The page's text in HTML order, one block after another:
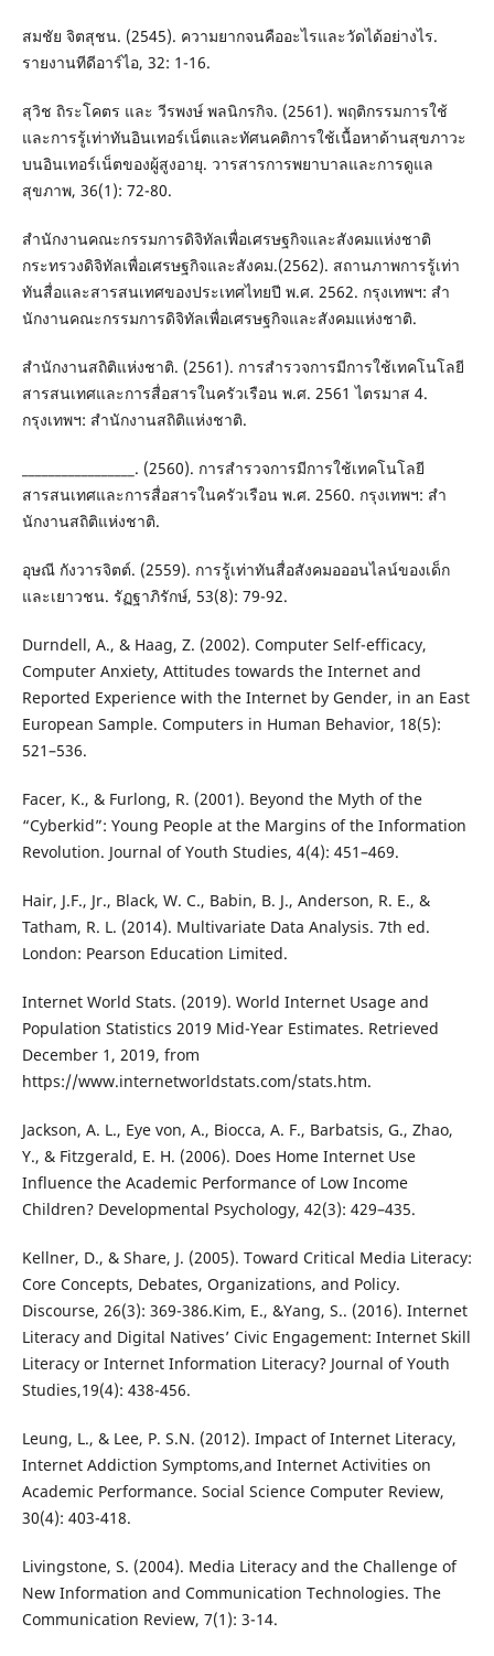
สมชัย จิตสุชน. (2545). ความยากจนคืออะไรและวัดได้อย่างไร.
รายงานทีดีอาร์ไอ, 32: 1-16.
สุวิช ถิระโคตร และ วีรพงษ์ พลนิกรกิจ. (2561). พฤติกรรมการใช้
และการรู้เท่าทันอินเทอร์เน็ตและทัศนคติการใช้เนื้อหาด้านสุขภาวะ
บนอินเทอร์เน็ตของผู้สูงอายุ. วารสารการพยาบาลและการดูแล
สุขภาพ, 36(1): 72-80.
สํานักงานคณะกรรมการดิจิทัลเพื่อเศรษฐกิจและสังคมแห่งชาติ
กระทรวงดิจิทัลเพื่อเศรษฐกิจและสังคม.(2562). สถานภาพการรู้เท่า
ทันสื่อและสารสนเทศของประเทศไทยปี พ.ศ. 2562. กรุงเทพฯ: สํา
นักงานคณะกรรมการดิจิทัลเพื่อเศรษฐกิจและสังคมแห่งชาติ.
สํานักงานสถิติแห่งชาติ. (2561). การสํารวจการมีการใช้เทคโนโลยี
สารสนเทศและการสื่อสารในครัวเรือน พ.ศ. 2561 ไตรมาส 4.
กรุงเทพฯ: สํานักงานสถิติแห่งชาติ.
_________________. (2560). การสํารวจการมีการใช้เทคโนโลยี
สารสนเทศและการสื่อสารในครัวเรือน พ.ศ. 2560. กรุงเทพฯ: สํา
นักงานสถิติแห่งชาติ.
อุษณี กังวารจิตต์. (2559). การรู้เท่าทันสื่อสังคมอออนไลน์ของเด็ก
และเยาวชน. รัฏฐาภิรักษ์, 53(8): 79-92.
Durndell, A., & Haag, Z. (2002). Computer Self-efficacy,
Computer Anxiety, Attitudes towards the Internet and
Reported Experience with the Internet by Gender, in an East
European Sample. Computers in Human Behavior, 18(5):
521–536.
Facer, K., & Furlong, R. (2001). Beyond the Myth of the
“Cyberkid”: Young People at the Margins of the Information
Revolution. Journal of Youth Studies, 4(4): 451–469.
Hair, J.F., Jr., Black, W. C., Babin, B. J., Anderson, R. E., &
Tatham, R. L. (2014). Multivariate Data Analysis. 7th ed.
London: Pearson Education Limited.
Internet World Stats. (2019). World Internet Usage and
Population Statistics 2019 Mid-Year Estimates. Retrieved
December 1, 2019, from
https://www.internetworldstats.com/stats.htm.
Jackson, A. L., Eye von, A., Biocca, A. F., Barbatsis, G., Zhao,
Y., & Fitzgerald, E. H. (2006). Does Home Internet Use
Influence the Academic Performance of Low Income
Children? Developmental Psychology, 42(3): 429–435.
Kellner, D., & Share, J. (2005). Toward Critical Media Literacy:
Core Concepts, Debates, Organizations, and Policy.
Discourse, 26(3): 369-386.Kim, E., &Yang, S.. (2016). Internet
Literacy and Digital Natives’ Civic Engagement: Internet Skill
Literacy or Internet Information Literacy? Journal of Youth
Studies,19(4): 438-456.
Leung, L., & Lee, P. S.N. (2012). Impact of Internet Literacy,
Internet Addiction Symptoms,and Internet Activities on
Academic Performance. Social Science Computer Review,
30(4): 403-418.
Livingstone, S. (2004). Media Literacy and the Challenge of
New Information and Communication Technologies. The
Communication Review, 7(1): 3-14.